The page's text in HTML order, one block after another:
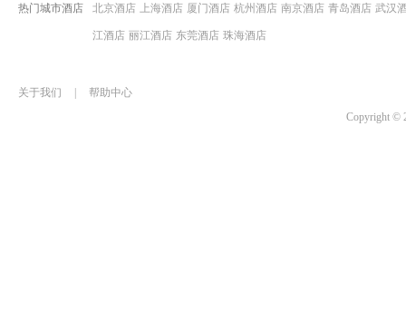
热门城市酒店 北京酒店 上海酒店 厦门酒店 杭州酒店 南京酒店 青岛酒店 武汉
江酒店 丽江酒店 东莞酒店 珠海酒店
关于我们
帮助中心
Copyright ©